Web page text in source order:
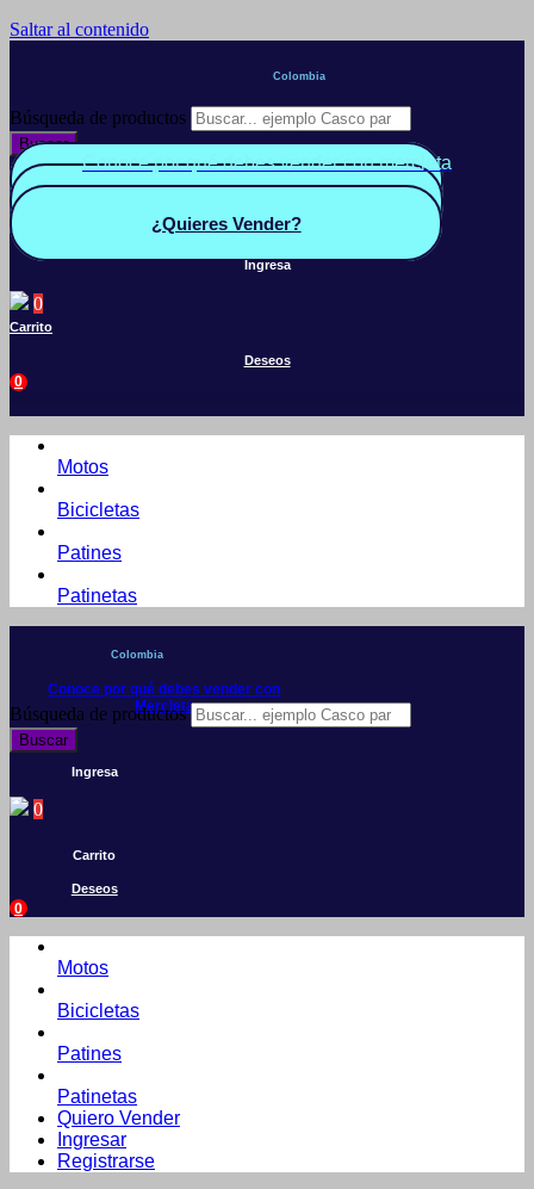
Saltar al contenido
Colombia
Búsqueda de productos
Buscar
Conoce por qué debes vender con mercleta
Quiero Vender
¿Quieres Vender?
Ingresa
0
Carrito
Deseos
0
Motos
Bicicletas
Patines
Patinetas
Colombia
Conoce por qué debes vender con
Mercleta
Búsqueda de productos
Buscar
Ingresa
0
Carrito
Deseos
0
Motos
Bicicletas
Patines
Patinetas
Quiero Vender
Ingresar
Registrarse